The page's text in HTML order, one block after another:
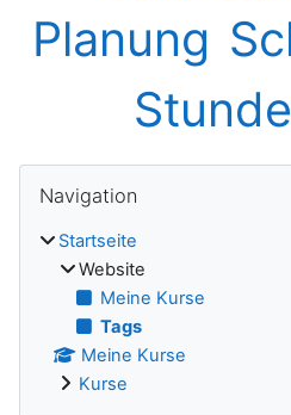
Planung
Blöcke
Navigation
Startseite
Website
Meine Kurse
Tags
Meine Kurse
Kurse